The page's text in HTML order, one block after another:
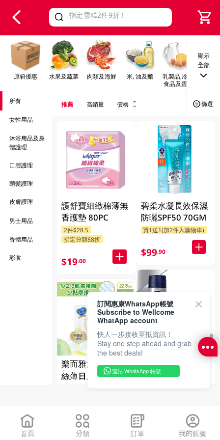
Valid Until 30 June 2026
原箱優惠 水果及蔬菜 肉類及海鮮 米, 油及麵
乳製品,冷凍
食品及蛋類
早餐
顯示
全部
所有
女性用品
沐浴用品及身
體護理
口腔護理
頭髮護理
皮膚護理
男士用品
香體用品
彩妝
推薦 高銷量 價格 篩選
護舒寶細緻棉薄無
香護墊 80PC
2件$28.5
指定分類88折
$19.00
樂而雅淨肌呵護
絲薄日用22.5CM
$40
碧柔水凝長效保濕
防曬SPF50 70GM
$99.90
妮維雅銀離子殺菌
噴霧 150ML
指定分類送贈品
首頁 分類 訂單 我的賬號
訂閱惠康WhatsApp帳號
Subscribe to Wellcome
WhatApp account
快人一步接收至抵資訊！
Stay one step ahead and grab
the best deals!
連結 WhatsApp 帳號